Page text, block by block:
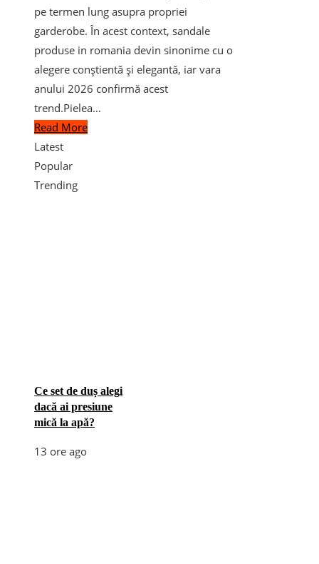
pe termen lung asupra propriei
garderobe. În acest context, sandale
produse in romania devin sinonime cu o
alegere conștientă și elegantă, iar vara
anului 2026 confirmă acest
trend.Pielea…
Read More
Latest
Popular
Trending
Ce set de duș alegi
dacă ai presiune
mică la apă?
13 ore ago